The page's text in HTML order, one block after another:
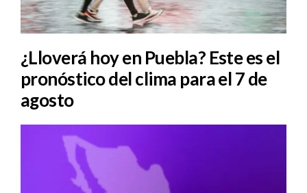
¿Lloverá hoy en Puebla? Este es el
pronóstico del clima para el 7 de
agosto